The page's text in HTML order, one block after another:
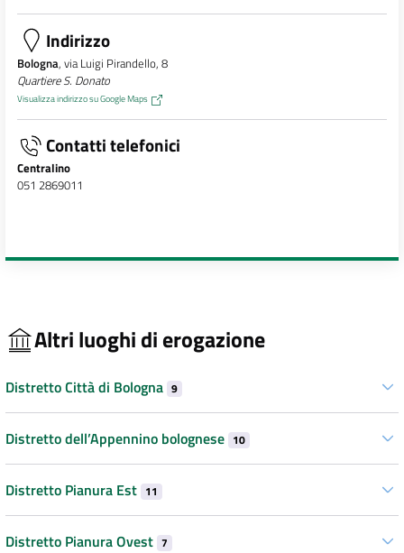
Indirizzo
Bologna, via Luigi Pirandello, 8
Quartiere S. Donato
Visualizza indirizzo su Google Maps
Contatti telefonici
Centralino
051 2869011
Altri luoghi di erogazione
Distretto Città di Bologna 9
Distretto dell’Appennino bolognese 10
Distretto Pianura Est 11
Distretto Pianura Ovest 7